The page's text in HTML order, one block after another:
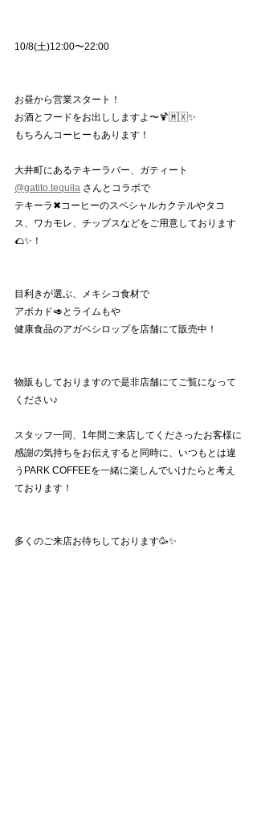
10/8(土)12:00〜22:00
お昼から営業スタート！
お酒とフードをお出ししますよ〜🍹🇲🇽✨
もちろんコーヒーもあります！
大井町にあるテキーラバー、ガティート
@gatito.tequila さんとコラボで
テキーラ✖︎コーヒーのスペシャルカクテルやタコ
ス、ワカモレ、チップスなどをご用意しております
🌮✨！
目利きが選ぶ、メキシコ食材で
アボカド🥑とライムもや
健康食品のアガベシロップを店舗にて販売中！
物販もしておりますので是非店舗にてご覧になって
ください♪
スタッフ一同、1年間ご来店してくださったお客様に
感謝の気持ちをお伝えすると同時に、いつもとは違
うPARK COFFEEを一緒に楽しんでいけたらと考え
ております！
多くのご来店お待ちしております🥳✨